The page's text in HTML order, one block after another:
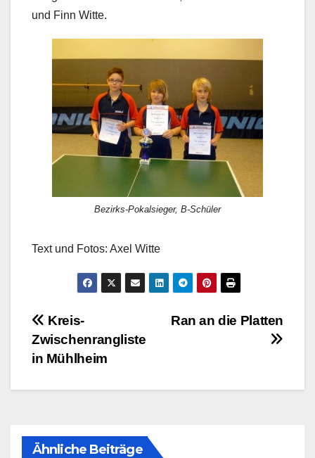
und Finn Witte.
Bezirks-Pokalsieger, B-Schüler
Text und Fotos: Axel Witte
Beitragsnavigation
Ran an die Platten
Kreis-
Zwischenrangliste
in Mühlheim
Ähnliche Beiträge